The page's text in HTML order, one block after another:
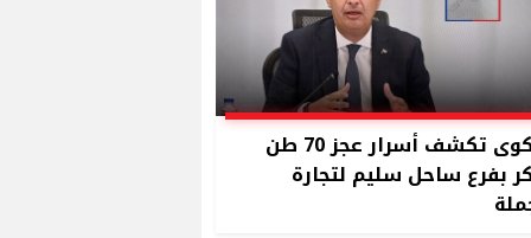
شكوى تكشف أسرار عجز 70 طن
بفرع ساحل سليم لتجارة